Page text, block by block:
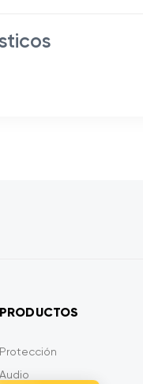
PRODUCTOS
Protección
Audio